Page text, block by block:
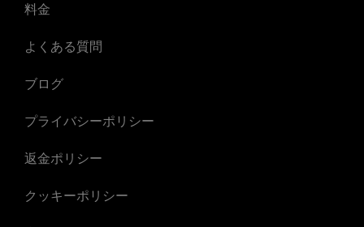
料金
よくある質問
ブログ
プライバシーポリシー
返金ポリシー
クッキーポリシー